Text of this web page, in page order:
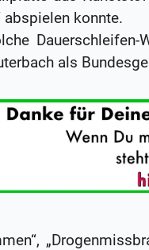
abspielen konnte.
als